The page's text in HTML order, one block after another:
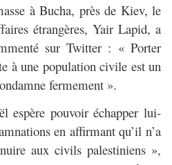
à Bucha, près de Kiev, le
étrangères, Yair Lapid, a
sur Twitter : « Porter
à une population civile est un
fermement ».
espère pouvoir échapper lui-
en affirmant qu’il n’a
aux civils palestiniens »,